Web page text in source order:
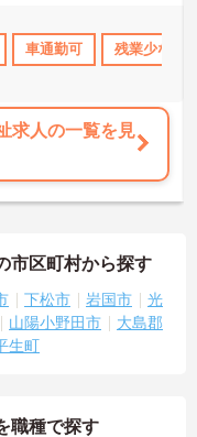
介護休暇取得実績あり
車通勤可 残業少なめ
求人の一覧を見
市区町村から探す
下松市 岩国市
光
山陽小野田市
大島郡
生町
職種で探す